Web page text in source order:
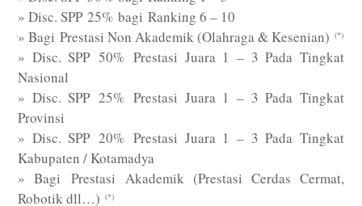
» Disc. SPP 25% bagi Ranking 6 – 10
» Bagi Prestasi Non Akademik (Olahraga & Kesenian) (*)
» Disc. SPP 50% Prestasi Juara 1 – 3 Pada Tingkat
Nasional
» Disc. SPP 25% Prestasi Juara 1 – 3 Pada Tingkat
Provinsi
» Disc. SPP 20% Prestasi Juara 1 – 3 Pada Tingkat
Kabupaten / Kotamadya
» Bagi Prestasi Akademik (Prestasi Cerdas Cermat,
Robotik dll…) (*)